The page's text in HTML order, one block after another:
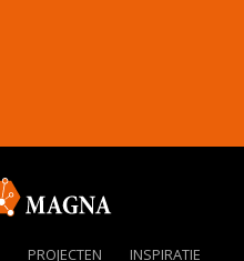
PROJECTEN INSPIRATIE